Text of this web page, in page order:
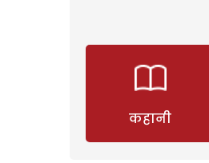
कहानी